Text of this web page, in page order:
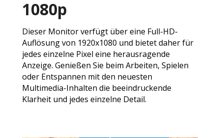
1080p
Dieser Monitor verfügt über eine Full-HD-
Auflösung von 1920x1080 und bietet daher für
jedes einzelne Pixel eine herausragende
Anzeige. Genießen Sie beim Arbeiten, Spielen
oder Entspannen mit den neuesten
Multimedia-Inhalten die beeindruckende
Klarheit und jedes einzelne Detail.